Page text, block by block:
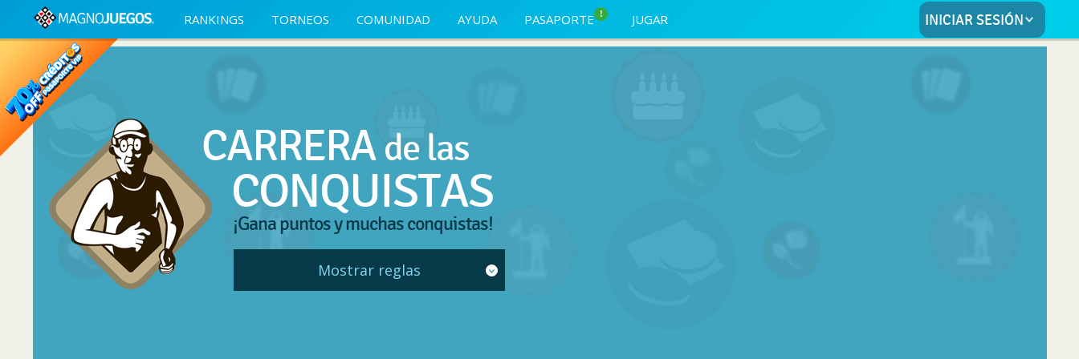
RANKINGS TORNEOS COMUNIDAD AYUDA PASAPORTE ! JUGAR INICIAR SESIÓN
CARRERA de las
CONQUISTAS
¡Gana puntos y muchas conquistas!
Mostrar reglas